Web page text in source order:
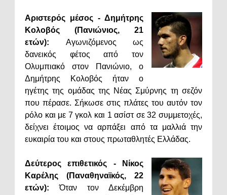
Αριστερός μέσος - Δημήτρης
Κολοβός (Πανιώνιος, 21
ετών): Αγωνιζόμενος ως
δανεικός φέτος από τον
Ολυμπιακό στον Πανιώνιο, ο
Δημήτρης Κολοβός ήταν ο
ηγέτης της ομάδας της Νέας Σμύρνης τη σεζόν
που πέρασε. Σήκωσε στις πλάτες του αυτόν τον
ρόλο και με 7 γκολ και 1 ασίστ σε 32 συμμετοχές,
δείχνει έτοιμος να αρπάξει από τα μαλλιά την
ευκαιρία του και στους πρωταθλητές Ελλάδας.
Δεύτερος επιθετικός - Νίκος
Καρέλης (Παναθηναϊκός, 22
ετών): Όταν τον Δεκέμβρη